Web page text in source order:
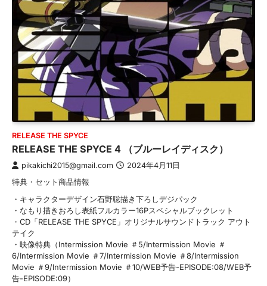
RELEASE THE SPYCE
RELEASE THE SPYCE 4 （ブルーレイディスク）
pikakichi2015@gmail.com 2024年4月11日
特典・セット商品情報
・キャラクターデザイン石野聡描き下ろしデジパック
・なもり描きおろし表紙フルカラー16Pスペシャルブックレット
・CD「RELEASE THE SPYCE」オリジナルサウンドトラック アウト
テイク
・映像特典（Intermission Movie ＃5/Intermission Movie ＃
6/Intermission Movie ＃7/Intermission Movie ＃8/Intermission
Movie ＃9/Intermission Movie ＃10/WEB予告-EPISODE:08/WEB予
告-EPISODE:09）